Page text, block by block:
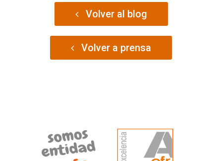
Volver al blog
Volver a prensa